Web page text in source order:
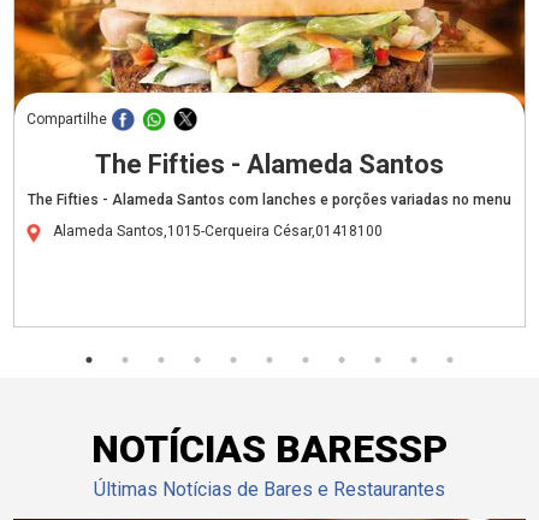
Compartilhe
The Fifties - Alameda Santos
The Fifties - Alameda Santos com lanches e porções variadas no menu
Alameda Santos,1015-Cerqueira César,01418100
NOTÍCIAS BARESSP
Últimas Notícias de Bares e Restaurantes